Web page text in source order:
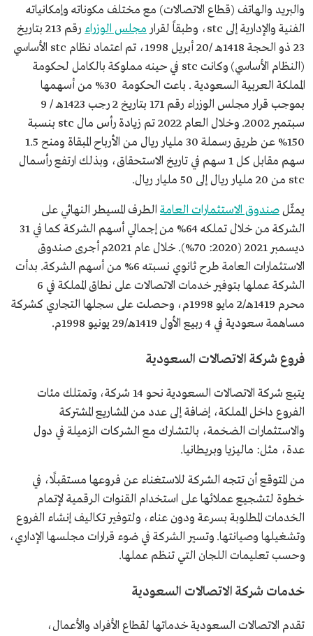
والبريد والهاتف (قطاع الاتصالات) مع مختلف مكوناته وإمكانياته
الفنية والإدارية إلى stc، وطبقاً لقرار
مجلس الوزراء
رقم 213 بتاريخ
23 ذو الحجة 1418هـ /20 أبريل 1998، تم اعتماد نظام stc الأساسي
(النظام الأساسي) وكانت stc في حينه مملوكة بالكامل لحكومة
المملكة العربية السعودية . باعت الحكومة 30% من أسهمها
بموجب قرار مجلس الوزراء رقم 171 بتاريخ 2 رجب 1423هـ / 9
سبتمبر 2002. وخلال العام 2022 تم زيادة رأس مال stc بنسبة
150% عن طريق رسملة 30 مليار ريال من الأرباح المبقاة ومنح 1.5
سهم مقابل كل 1 سهم في تاريخ الاستحقاق، وبذلك ارتفع رأسمال
stc من 20 مليار ريال إلى 50 مليار ريال.
يمثّلصندوق الاستثمارات العامة الطرف المسيطر النهائي على
الشركة من خلال تملكه 64% من إجمالي أسهم الشركة كما في 31
ديسمبر 2021 (2020: 70%). خلال عام 2021م أجرى صندوق
الاستثمارات العامة طرح ثانوي نسبته 6% من أسهم الشركة. بدأت
الشركة عملها بتوفير خدمات الاتصالات على نطاق المملكة في 6
محرم 1419هـ/2 مايو 1998م، وحصلت على سجلها التجاري كشركة
مساهمة سعودية في 4 ربيع الأول 1419هـ/29 يونيو 1998م.
فروع شركة الاتصالات السعودية
يتبع شركة الاتصالات السعودية نحو 14 شركة، وتمتلك مئات
الفروع داخل المملكة، إضافة إلى عدد من المشاريع المشتركة
والاستثمارات الضخمة، بالتشارك مع الشركات الزميلة في دول
عدة، مثل: ماليزيا وبريطانيا.
من المتوقع أن تتجه الشركة للاستغناء عن فروعها مستقبلًا، في
خطوة لتشجيع عملائها على استخدام القنوات الرقمية لإتمام
الخدمات المطلوبة بسرعة ودون عناء، ولتوفير تكاليف إنشاء الفروع
وتشغيلها وصيانتها. وتسير الشركة في ضوء قرارات مجلسها الإداري،
وحسب تعليمات اللجان التي تنظم عملها.
خدمات شركة الاتصالات السعودية
تقدم الاتصالات السعودية خدماتها لقطاع الأفراد والأعمال،